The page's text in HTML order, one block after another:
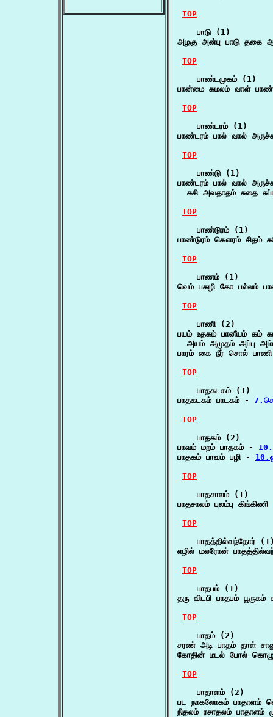
TOP
    பாடு (1)
அழகு அன்பு பாடு
TOP
    பாண்டமுகம் (1)
பான்மை கமலம் வாள்
TOP
    பாண்டரம் (1)
பாண்டரம் பால் வால்
TOP
    பாண்டு (1)
பாண்டரம் பால் வால்
சுசி அவதாதம் சுதை
TOP
    பாண்டுரம் (1)
பாண்டுரம் கௌரம் சிதம்
TOP
    பாணம் (1)
வெம் பகழி கோ பல்லம்
TOP
    பாணி (2)
பயம் உதகம் பானீயம் கம்
அயம் அமுதம் அப்பு
பாரம் கை நீர் சொல்
TOP
    பாதகடகம் (1)
பாதகடகம் பாடகம் -
TOP
    பாதகம் (2)
பாவம் மறம் பாதகம் -
பாதகம் பாவம் பழி -
TOP
    பாதசாலம் (1)
பாதசாலம் புலம்பு
TOP
பாதத்தில்வந்தோர்
எழில் மலரோன்
TOP
    பாதபம் (1)
தரு விடபி பாதபம்
TOP
    பாதம் (2)
சரண் அடி பாதம் தாள்
கோதின் மடல் போல்
TOP
    பாதாளம் (2)
பட நாகலோகம் பாதாளம்
நிதலம் ரசாதலம்